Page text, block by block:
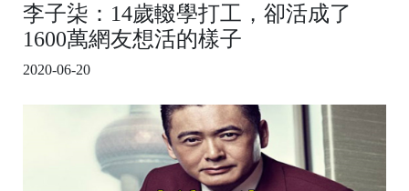
李子柒：14歲輟學打工，卻活成了
1600萬網友想活的樣子
2020-06-20